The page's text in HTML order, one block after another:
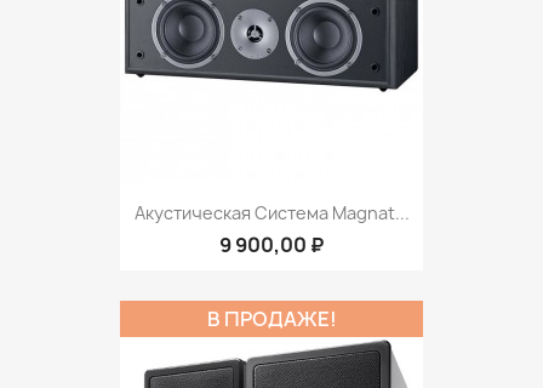
Акустическая Система Magnat...
9 900,00 ₽
В ПРОДАЖЕ!